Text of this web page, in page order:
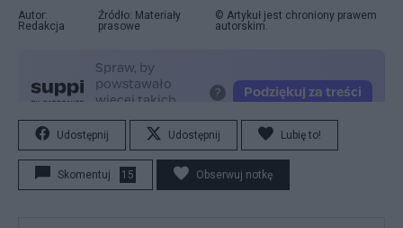
Autor:
Redakcja
Źródło: Materiały
prasowe
© Artykuł jest chroniony prawem
autorskim.
Udostępnij Udostępnij Lubię to!
Skomentuj 15 Obserwuj notkę